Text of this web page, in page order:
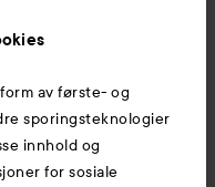
av første- og
sporingsteknologier
innhold og
for sosiale